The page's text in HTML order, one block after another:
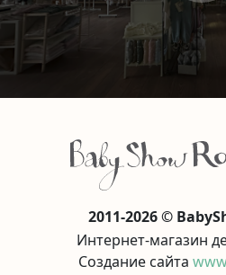
2011-2026 ©
Интернет-магазин
Создание сайта